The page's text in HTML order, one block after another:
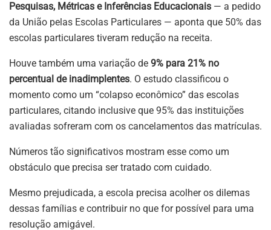
Pesquisas, Métricas e Inferências Educacionais — a pedido
da União pelas Escolas Particulares — aponta que 50% das
escolas particulares tiveram redução na receita.
Houve também uma variação de 9% para 21% no
percentual de inadimplentes. O estudo classificou o
momento como um “colapso econômico” das escolas
particulares, citando inclusive que 95% das instituições
avaliadas sofreram com os cancelamentos das matrículas.
Números tão significativos mostram esse como um
obstáculo que precisa ser tratado com cuidado.
Mesmo prejudicada, a escola precisa acolher os dilemas
dessas famílias e contribuir no que for possível para uma
resolução amigável.